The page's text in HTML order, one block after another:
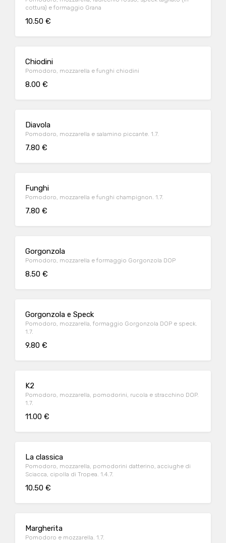
cottura) e formaggio Grana
10.50 €
Chiodini
Pomodoro, mozzarella e funghi chiodini
8.00 €
Diavola
Pomodoro, mozzarella e salamino piccante. 1.7.
7.80 €
Funghi
Pomodoro, mozzarella e funghi champignon. 1.7.
7.80 €
Gorgonzola
Pomodoro, mozzarella e formaggio Gorgonzola DOP
8.50 €
Gorgonzola e Speck
Pomodoro, mozzarella, formaggio Gorgonzola DOP e speck.
1.7.
9.80 €
K2
Pomodoro, mozzarella, pomodorini, rucola e stracchino DOP.
1.7.
11.00 €
La classica
Pomodoro, mozzarella, pomodorini datterino, acciughe di
Sciacca, cipolla di Tropea. 1.4.7.
10.50 €
Margherita
Pomodoro e mozzarella. 1.7.